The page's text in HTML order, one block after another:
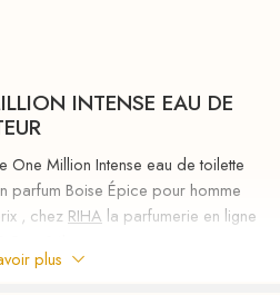
INTENSE EAU DE
One Million Intense eau de toilette
parfum Boise Épice pour homme
, chez RIHA la parfumerie en ligne
plus